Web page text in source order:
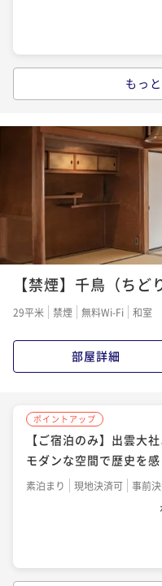
ポイントアップ
【連泊で朝食１食プレ
尽くす古民家旅＜夕朝食
二食付き 現地決済可 事前
【平日限定】築100年
気分旅＜夕朝食付き＞
二食付き 現地決済可
ポイントアップ
【フレンチコース】出
食付き＞現地決済可
ポイントアップ
【連泊で朝食１食プレ
尽くす古民家旅＜夕朝
【朝食付きプラン】古
きプラン ＜朝食のみ＞
朝食付き 現地決済可 事前
ポイントアップ
【早割60・2食付き】
雲を堪能する古民家旅
ポイントアップ
【早割30・2食付き】風
雲を堪能する古民家旅
事前
もっ
【禁煙】千鳥（ち
29平米 禁煙 無料Wi-Fi 和室
部屋詳細
ポイントアップ
【ご宿泊のみ】出雲大
モダンな空間で歴史を
素泊まり 現地決済可 事前